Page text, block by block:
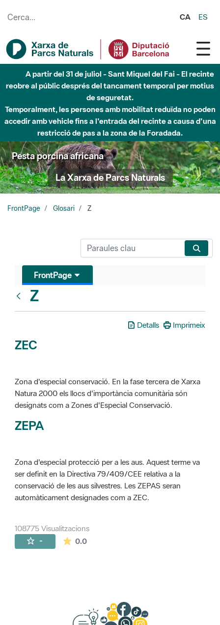
CA ES
A partir del 31 de juliol - Sant Miquel del Fai - El recinte
reobre al públic després del tancament temporal per motius
de seguretat.
Temporalment, les persones amb mobilitat reduïda no poden
accedir amb vehicle fins a l'entrada del recinte a causa d'una
restricció de pas a la zona de la Foradada.
Pesta porcina africana
La Xarxa de Parcs Naturals
FrontPage Glosari Z
FrontPage
Z
Detalls Imprimeix
ZEC
Zona d'especial conservació. En la fase tercera de Xarxa
Natura 2000 els llocs d'importància comunitària són
designats com a Zones d'Especial Conservació.
ZEPA
Zona d'especial protecció per a les aus. Aquest terme va
ser definit en la Directiva 79/409/CEE relativa a la
conservació de les aus silvestres. Les ZEPAS seran
automàticament designades com a ZEC.
108775 Visualitzacions
- 0.0La mitjana de les valoracions és de 0